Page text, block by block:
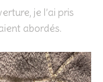
je l’ai pris
abordés.